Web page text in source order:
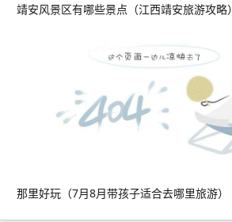
靖安风景区有哪些景点（江西靖安旅游攻略）
那里好玩（7月8月带孩子适合去哪里旅游）